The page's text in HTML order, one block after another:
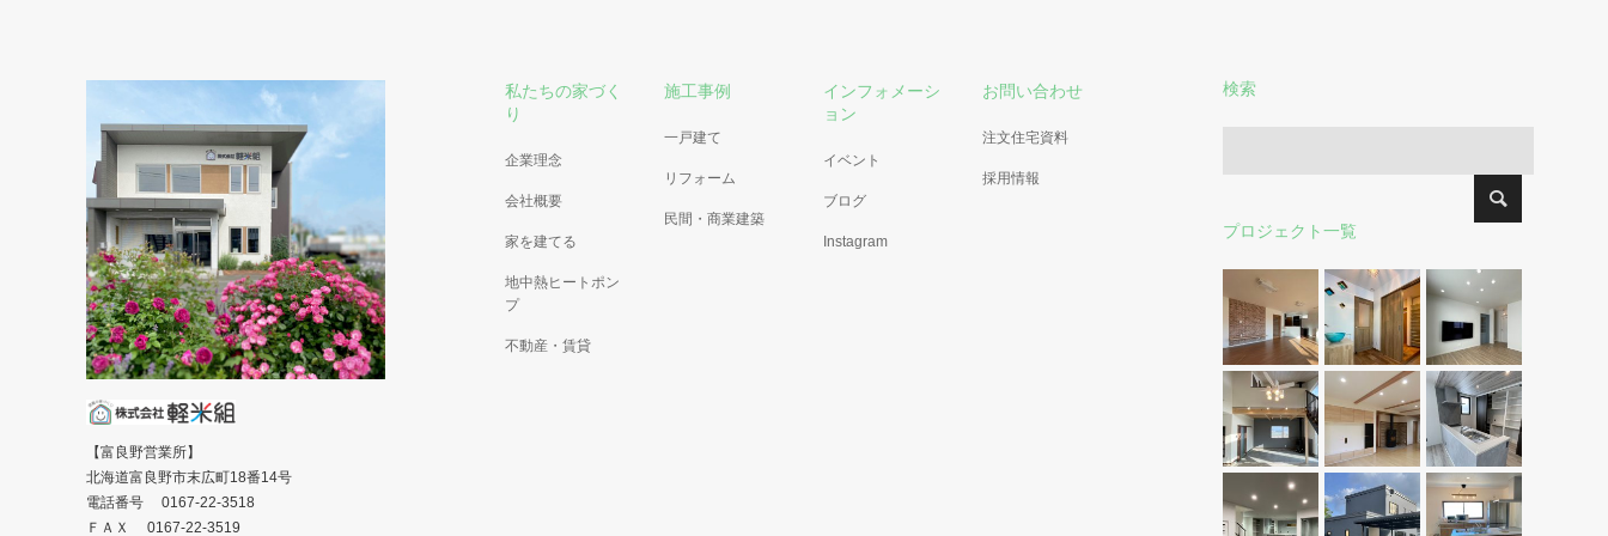
私たちの家づく
り
企業理念
会社概要
家を建てる
地中熱ヒートポン
プ
不動産・賃貸
施工事例
一戸建て
リフォーム
民間・商業建築
インフォメーシ
ョン
イベント
ブログ
Instagram
お問い合わせ
注文住宅資料
採用情報
検索
プロジェクト一覧
【富良野営業所】
北海道富良野市末広町18番14号
電話番号 0167-22-3518
ＦＡＸ 0167-22-3519